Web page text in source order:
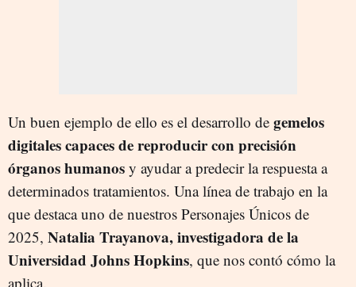
Un buen ejemplo de ello es el desarrollo de gemelos
digitales capaces de reproducir con precisión
órganos humanos y ayudar a predecir la respuesta a
determinados tratamientos. Una línea de trabajo en la
que destaca uno de nuestros Personajes Únicos de
2025, Natalia Trayanova, investigadora de la
Universidad Johns Hopkins, que nos contó cómo la
aplica.